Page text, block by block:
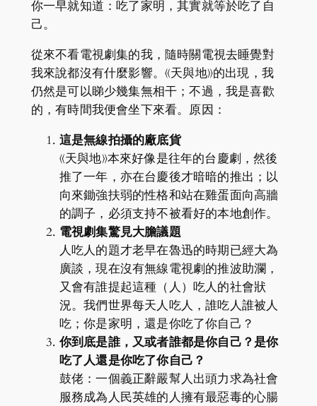
你一早就知道：吃了家明，其實就等於吃了自
己。
從來不看電視劇集的我，隨時關電視去睡覺對
我來說都沒有什麼影響。《天與地》的出現，我
仍然是可以睇少幾集無相干；不過，我是喜歡
的，有時間我便會坐下來看。原因：
這是無線拍攝的廠底貨
《天與地》本來好像是往年的台慶劇，然後
推了一年，亦在台慶後才暗暗的推出；以
向來鋤強扶弱的性格和站在雞蛋面向高牆
的調子，必須支持不被看好的本地創作。
電視劇集驚見大膽議題
人吃人的題才老早在魯迅的時期已經大為
廣談，現在沒有無線電視劇的推波助瀾，
又會有誰提起這種（人）吃人的社會狀
況。我們世界每天人吃人，誰吃人誰被人
吃；你是家明，還是你吃了你自己？
你到底是誰，又或者誰都是你自己？是你
吃了人還是你吃了你自己？
鼓佬：一個義正辭嚴幫人出頭力求為社會
服務成為人民英雄的人擁有最惡毒的心腸